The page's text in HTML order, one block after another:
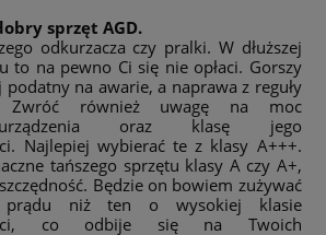
sprzęt AGD.
odkurzacza czy pralki. W dłuższej
to na pewno Ci się nie opłaci. Gorszy
na awarie, a naprawa z reguły
Zwróć również uwagę na moc
urządzenia oraz klasę jego
Najlepiej wybierać te z klasy A+++.
tańszego sprzętu klasy A czy A+,
Będzie on bowiem zużywać
prądu niż ten o wysokiej klasie
co odbije się na Twoich